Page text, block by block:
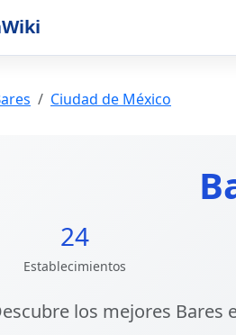
Ciudad de México
24
Establecimientos
los mejores Bares